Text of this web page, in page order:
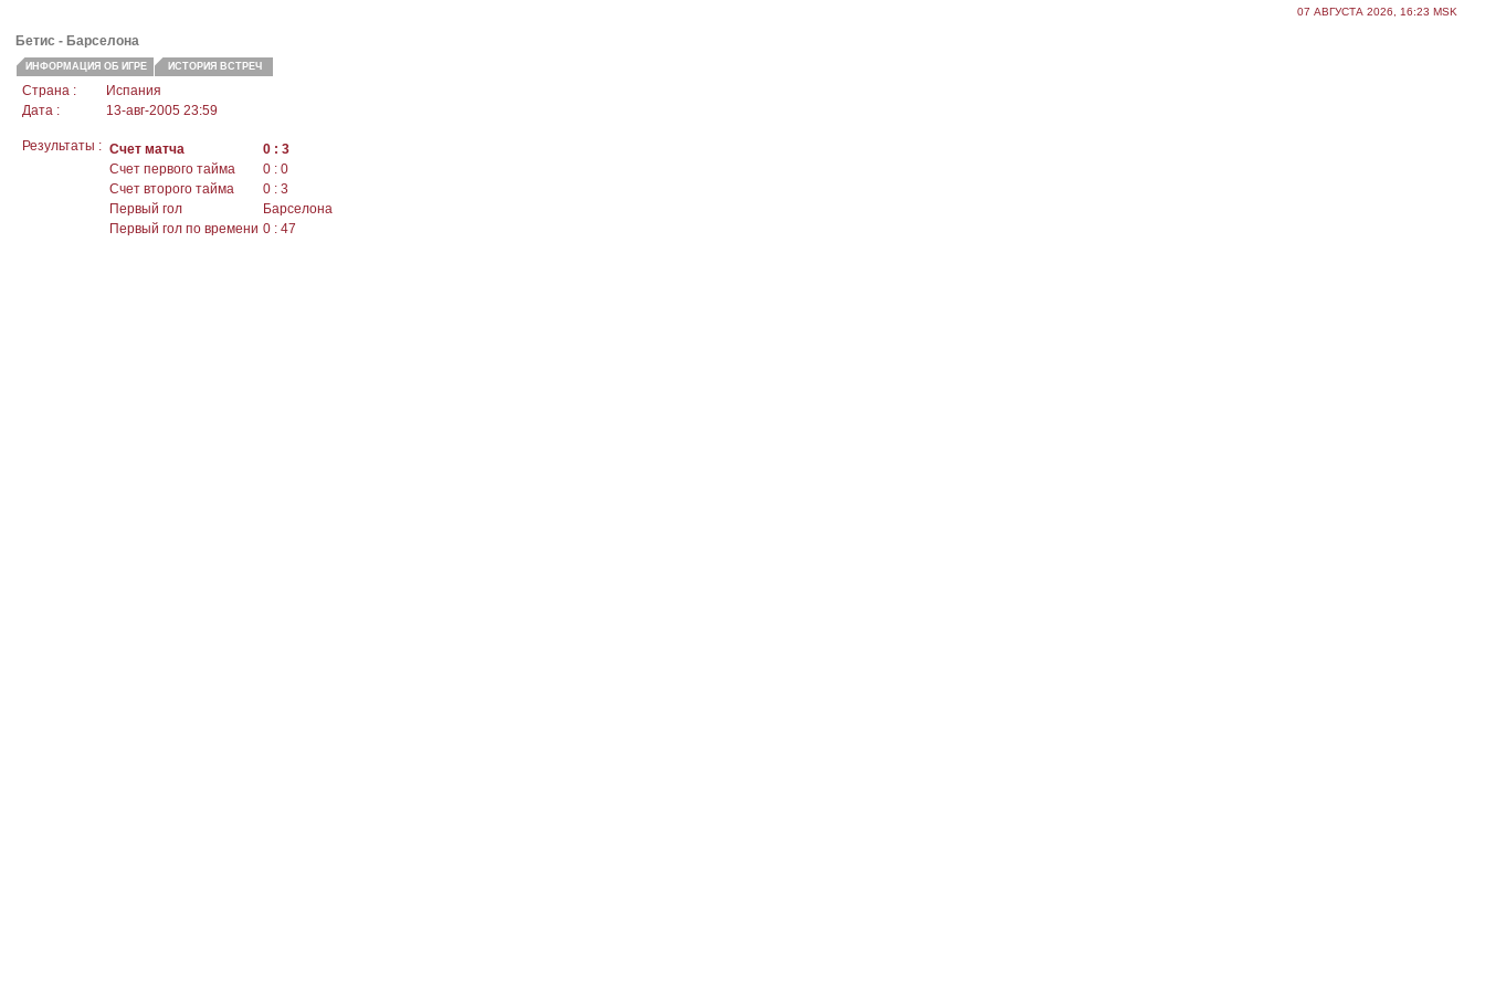
07 АВГУСТА 2026, 16:23 MSK
Бетис - Барселона
ИНФОРМАЦИЯ ОБ ИГРЕ ИСТОРИЯ ВСТРЕЧ
Страна :
Испания
Дата :
13-авг-2005 23:59
Результаты : Счет матча
0 : 3
Счет первого тайма
0 : 0
Счет второго тайма
0 : 3
Первый гол
Барселона
Первый гол по времени 0 : 47